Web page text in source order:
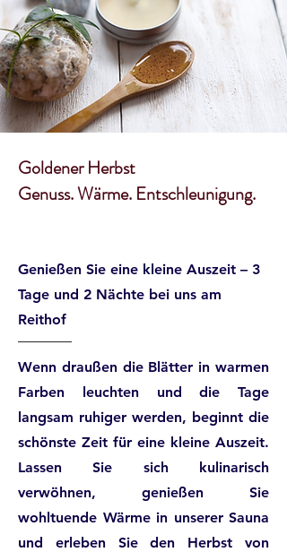
Goldener Herbst
Genuss. Wärme. Entschleunigung.
Genießen Sie eine kleine Auszeit – 3
Tage und 2 Nächte bei uns am
Reithof
Wenn draußen die Blätter in warmen
Farben leuchten und die Tage
langsam ruhiger werden, beginnt die
schönste Zeit für eine kleine Auszeit.
Lassen Sie sich kulinarisch
verwöhnen, genießen Sie
wohltuende Wärme in unserer Sauna
und erleben Sie den Herbst von